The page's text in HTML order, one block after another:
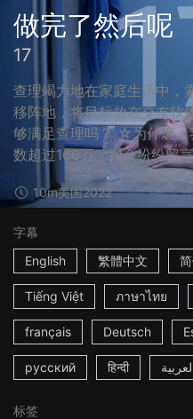
做完了然后呢
17
查理竭力地在家庭生活中，
移阵地，将目标放在交友软
够满足查理吗？ ☆为什麽
数超过160万，观众纷纷留
10m美国2022
字幕
English
繁體中文
Tiếng Việt ภาษาไทย
français Deutsch
русский हिन्दी
标签